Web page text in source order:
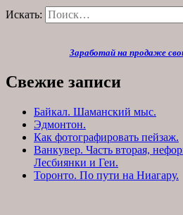
Искать:
Заработай на продаже
Свежие записи
Байкал. Шаманский мыс.
Эдмонтон.
Как фотографировать пейзаж.
Ванкувер. Часть вторая,
Лесбиянки и Геи.
Торонто. По пути на Ниагару.